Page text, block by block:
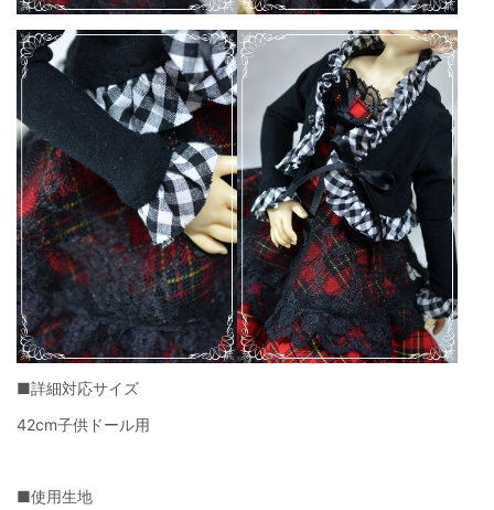
■詳細対応サイズ
42cm子供ドール用
■使用生地